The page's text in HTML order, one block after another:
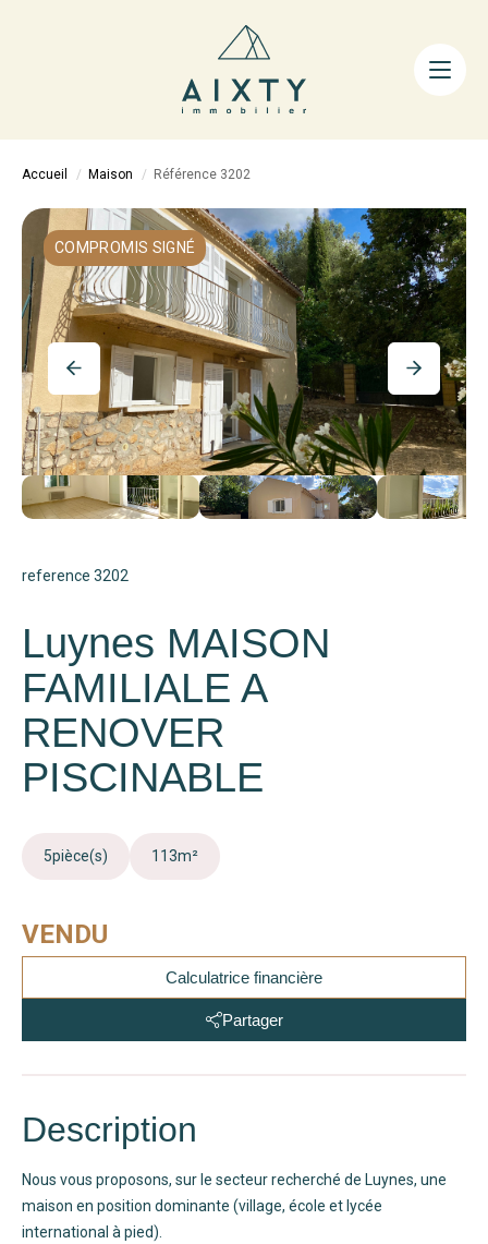
ACHETER
LA MÉTHODE
AIXTY & VOUS
Nos Agences
Nos Équipes
Nos Tarifs
Nos Biens Vendus
Notre City Guide
Accueil Maison Référence 3202
COMPROMIS SIGNÉ
reference 3202
Luynes MAISON
FAMILIALE A
RENOVER
PISCINABLE
5pièce(s) 113m²
VENDU
Calculatrice financière
Partager
Description
Nous vous proposons, sur le secteur recherché de Luynes, une
maison en position dominante (village, école et lycée
international à pied).